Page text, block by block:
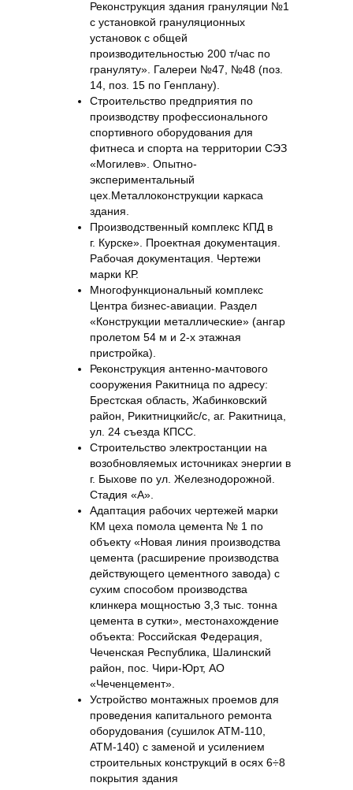
Реконструкция здания грануляции №1
с установкой грануляционных
установок с общей
производительностью 200 т/час по
грануляту». Галереи №47, №48 (поз.
14, поз. 15 по Генплану).
Строительство предприятия по
производству профессионального
спортивного оборудования для
фитнеса и спорта на территории СЭЗ
«Могилев». Опытно-
экспериментальный
цех.Металлоконструкции каркаса
здания.
Производственный комплекс КПД в
г. Курске». Проектная документация.
Рабочая документация. Чертежи
марки КР.
Многофункциональный комплекс
Центра бизнес-авиации. Раздел
«Конструкции металлические» (ангар
пролетом 54 м и 2-х этажная
пристройка).
Реконструкция антенно-мачтового
сооружения Ракитница по адресу:
Брестская область, Жабинковский
район, Рикитницкийс/с, аг. Ракитница,
ул. 24 съезда КПСС.
Строительство электростанции на
возобновляемых источниках энергии в
г. Быхове по ул. Железнодорожной.
Стадия «А».
Адаптация рабочих чертежей марки
КМ цеха помола цемента № 1 по
объекту «Новая линия производства
цемента (расширение производства
действующего цементного завода) с
сухим способом производства
клинкера мощностью 3,3 тыс. тонна
цемента в сутки», местонахождение
объекта: Российская Федерация,
Чеченская Республика, Шалинский
район, пос. Чири-Юрт, АО
«Чеченцемент».
Устройство монтажных проемов для
проведения капитального ремонта
оборудования (сушилок АТМ-110,
АТМ-140) с заменой и усилением
строительных конструкций в осях 6÷8
покрытия здания